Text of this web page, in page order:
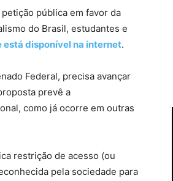
pública em favor da
do Brasil, estudantes e
disponível na internet.
Federal, precisa avançar
prevê a
como já ocorre em outras
restrição de acesso (ou
pela sociedade para